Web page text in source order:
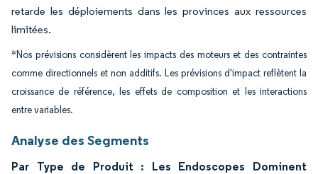
retarde les déploiements dans les provinces aux ressources
limitées.
*Nos prévisions considèrent les impacts des moteurs et des contraintes
comme directionnels et non additifs. Les prévisions d'impact reflètent la
croissance de référence, les effets de composition et les interactions
entre variables.
Analyse des Segments
Par Type de Produit : Les Endoscopes Dominent